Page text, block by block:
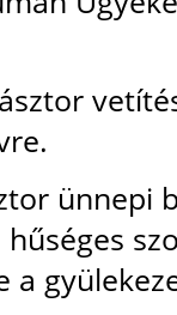
ünnepi
a